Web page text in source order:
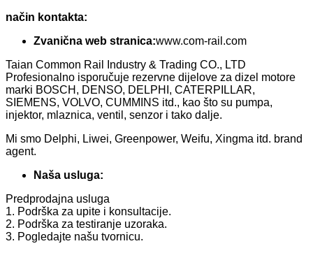
način kontakta:
Zvanična web stranica:www.com-rail.com
Taian Common Rail Industry & Trading CO., LTD
Profesionalno isporučuje rezervne dijelove za dizel motore
marki BOSCH, DENSO, DELPHI, CATERPILLAR,
SIEMENS, VOLVO, CUMMINS itd., kao što su pumpa,
injektor, mlaznica, ventil, senzor i tako dalje.
Mi smo Delphi, Liwei, Greenpower, Weifu, Xingma itd. brand
agent.
Naša usluga:
Predprodajna usluga
1. Podrška za upite i konsultacije.
2. Podrška za testiranje uzoraka.
3. Pogledajte našu tvornicu.